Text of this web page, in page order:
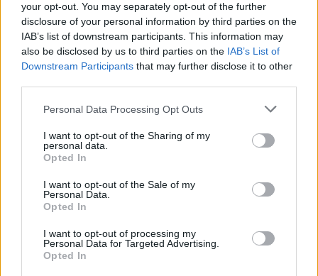
your opt-out. You may separately opt-out of the further
disclosure of your personal information by third parties on the
IAB’s list of downstream participants. This information may
also be disclosed by us to third parties on the IAB’s List of
Downstream Participants that may further disclose it to other
Personal Data Processing Opt Outs
I want to opt-out of the Sharing of my
personal data.
Opted In
I want to opt-out of the Sale of my
Personal Data.
Opted In
I want to opt-out of processing my
Personal Data for Targeted Advertising.
Opted In
Πρωινή